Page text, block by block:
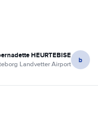
b
HEURTEBISE
Landvetter Airport